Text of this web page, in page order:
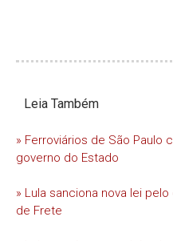
Leia Também
» Ferroviários de São Paulo
governo do Estado
» Lula sanciona nova lei
de Frete